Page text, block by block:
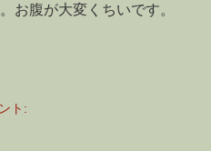
お腹が大変くちいです。
ト: